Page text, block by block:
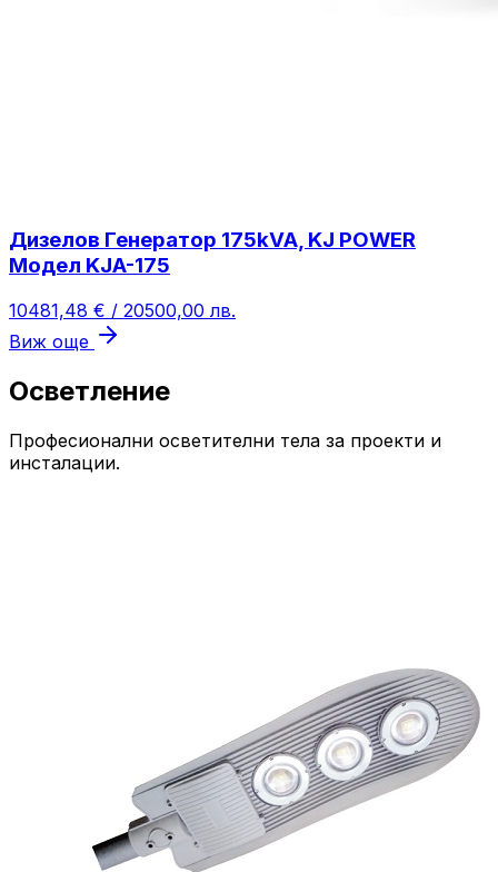
Дизелов Генератор 175kVA, KJ POWER
Модел KJA-175
10481,48 € / 20500,00 лв.
Виж още
Осветление
Професионални осветителни тела за проекти и
инсталации.